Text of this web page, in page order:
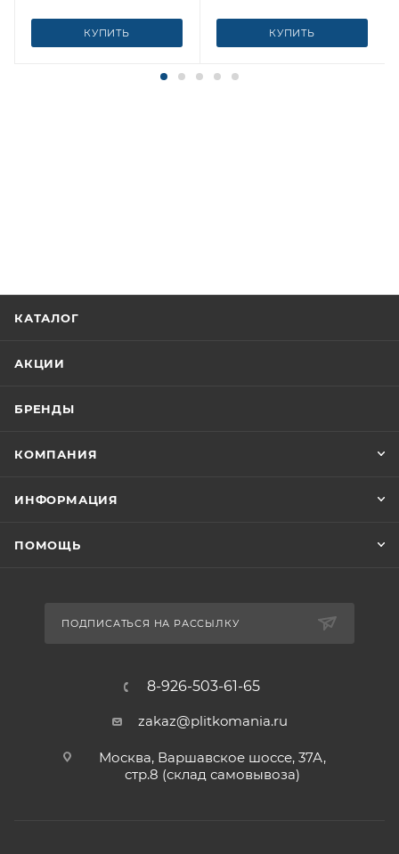
КУПИТЬ КУПИТЬ
КАТАЛОГ
АКЦИИ
БРЕНДЫ
КОМПАНИЯ
ИНФОРМАЦИЯ
ПОМОЩЬ
ПОДПИСАТЬСЯ НА РАССЫЛКУ
8-926-503-61-65
zakaz@plitkomania.ru
Москва, Варшавское шоссе, 37А,
стр.8 (склад самовывоза)